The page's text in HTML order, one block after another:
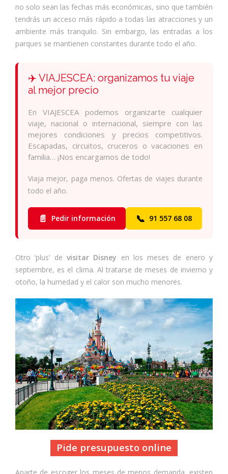
no solo sean las fechas más económicas, sino que también
tendrás un acceso más rápido a todas las atracciones y un
ambiente más tranquilo. Sin embargo, las entradas a los
parques se mantienen constantes durante todo el año.
✈️ VIAJESCEA: organizamos tu viaje
al mejor precio
En VIAJESCEA podemos organizarte cualquier
viaje, nacional o internacional, siempre con las
mejores condiciones y precios competitivos.
Escapadas, circuitos, cruceros o vacaciones en
familia… ¡Nos encargamos de todo!
Viaja mejor, paga menos. Ofertas de viajes durante
todo el año.
📄 Pedir información 📞 91 557 68 08
Otro ‘plus’ de visitar Disney en los meses de enero y
septiembre, es el clima. Al tratarse de meses de invierno y
otoño, la humedad y el calor son mucho menores.
Pide presupuesto online